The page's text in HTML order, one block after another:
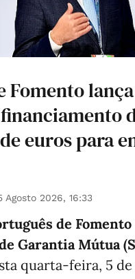
Fomento
euros para
Agosto 2026, 16:33
de Fomento
Garantia Mútua
quarta-feira, 5 de